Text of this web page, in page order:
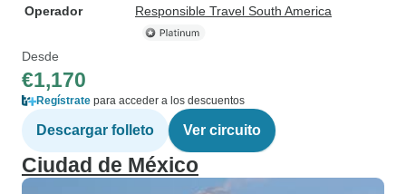
Operador
Responsible Travel South America
Desde
€1,170
Regístrate para acceder a los descuentos
Descargar folleto Ver circuito
Ciudad de México